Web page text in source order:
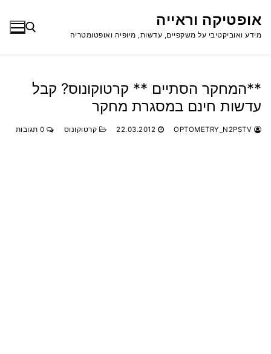
לתוכןאופטיקה וראייה
מידע ואוביקטיבי על משקפיים, עדשות, מיופיה ואופטומטריה
**המחקר הסתיים ** קרטוקונוס? קבל
עדשות חינם במסגרת מחקר
22.03.2012 קרטוקונוס